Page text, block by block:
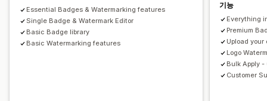
Essential Badges & Watermarking features
Single Badge & Watermark Editor
Basic Badge library
Basic Watermarking features
기능
Everything
Premium
Upload
Logo
Bulk Apply
Customer